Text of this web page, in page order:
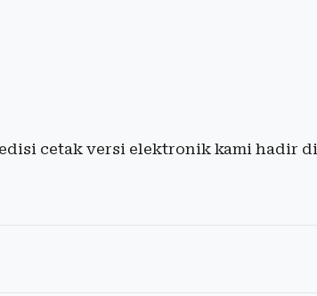
cetak versi elektronik kami hadir di